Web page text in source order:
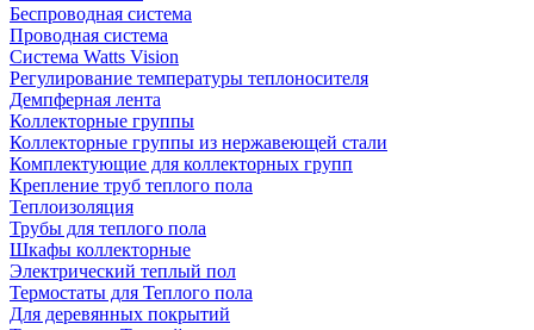
Беспроводная система
Проводная система
Система Watts Vision
Регулирование температуры теплоносителя
Демпферная лента
Коллекторные группы
Коллекторные группы из нержавеющей стали
Комплектующие для коллекторных групп
Крепление труб теплого пола
Теплоизоляция
Трубы для теплого пола
Шкафы коллекторные
Электрический теплый пол
Термостаты для Теплого пола
Для деревянных покрытий